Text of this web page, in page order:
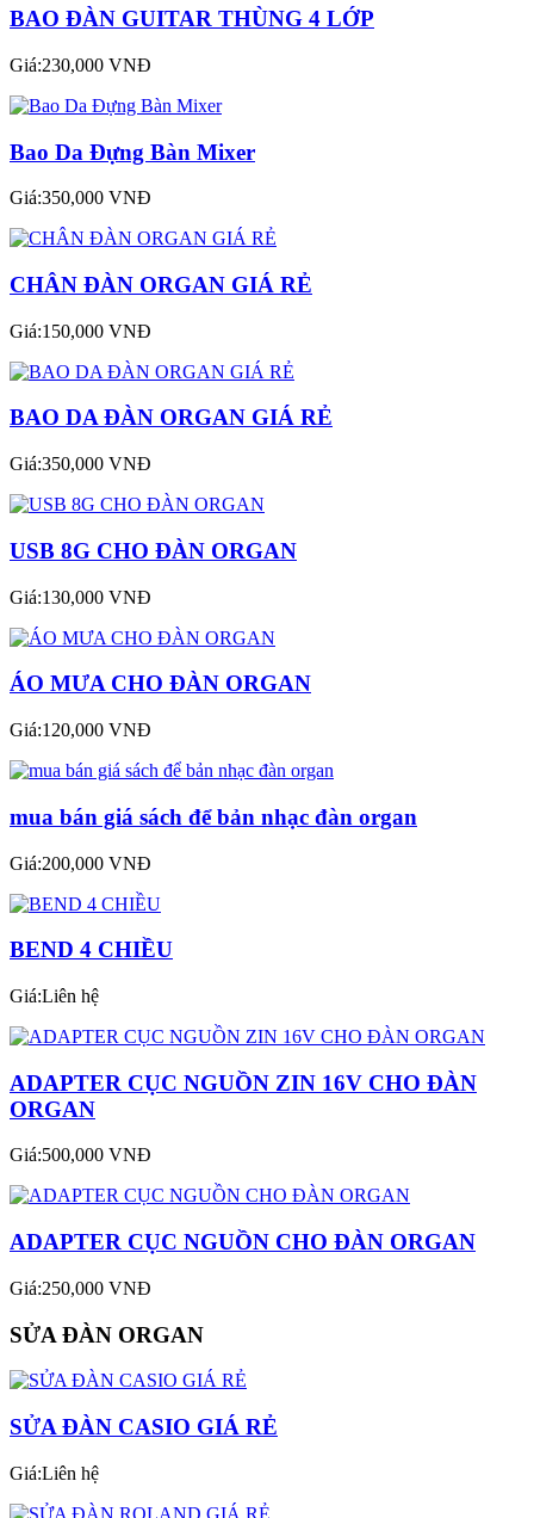
BAO ĐÀN GUITAR THÙNG 4 LỚP
Giá:230,000 VNĐ
Bao Da Đựng Bàn Mixer
Giá:350,000 VNĐ
CHÂN ĐÀN ORGAN GIÁ RẺ
Giá:150,000 VNĐ
BAO DA ĐÀN ORGAN GIÁ RẺ
Giá:350,000 VNĐ
USB 8G CHO ĐÀN ORGAN
Giá:130,000 VNĐ
ÁO MƯA CHO ĐÀN ORGAN
Giá:120,000 VNĐ
mua bán giá sách để bản nhạc đàn organ
Giá:200,000 VNĐ
BEND 4 CHIỀU
Giá:Liên hệ
ADAPTER CỤC NGUỒN ZIN 16V CHO ĐÀN
ORGAN
Giá:500,000 VNĐ
ADAPTER CỤC NGUỒN CHO ĐÀN ORGAN
Giá:250,000 VNĐ
SỬA ĐÀN ORGAN
SỬA ĐÀN CASIO GIÁ RẺ
Giá:Liên hệ